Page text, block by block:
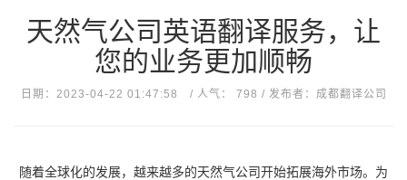
天然气公司英语翻译服务，让
您的业务更加顺畅
日期：2023-04-22 01:47:58 / 人气： 798 / 发布者：成都翻译公司
随着全球化的发展，越来越多的天然气公司开始拓展海外市场。为